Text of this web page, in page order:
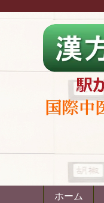
ホーム